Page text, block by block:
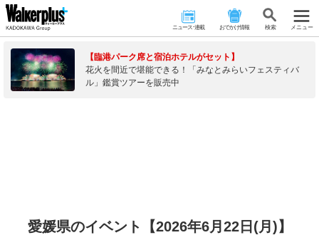
ニュース･連載 おでかけ情報 検 索 メニュー
【臨港パーク席と宿泊ホテルがセット】
花火を間近で堪能できる！「みなとみらいフェスティバ
ル」鑑賞ツアーを販売中
愛媛県のイベント【2026年6月22日(月)】